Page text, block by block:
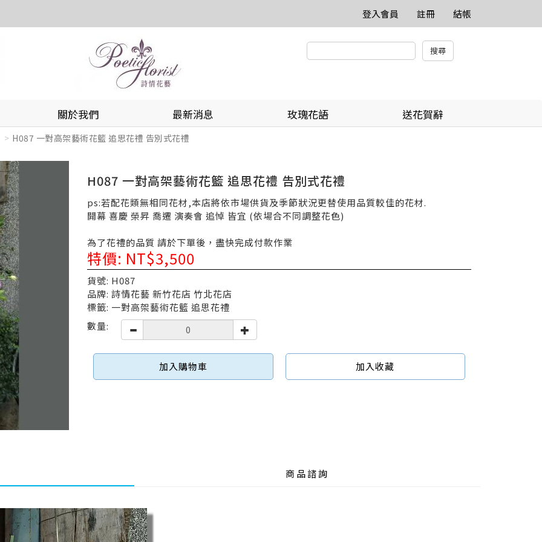
登入會員 註冊 結帳
關於我們 最新消息 玫瑰花語 送花賀辭
H087 一對高架藝術花籃 追思花禮 告別式花禮
H087 一對高架藝術花籃 追思花禮 告別式花禮
ps:若配花類無相同花材,本店將依市場供貨及季節狀況更替使用品質較佳的花材.
開幕 喜慶 榮昇 喬遷 演奏會 追悼 皆宜 (依場合不同調整花色)
為了花禮的品質 請於下單後，盡快完成付款作業
特價: NT$3,500
貨號: H087
品牌: 詩情花藝 新竹花店 竹北花店
標籤: 一對高架藝術花籃 追思花禮
數量:
加入購物車 加入收藏
商品諮詢